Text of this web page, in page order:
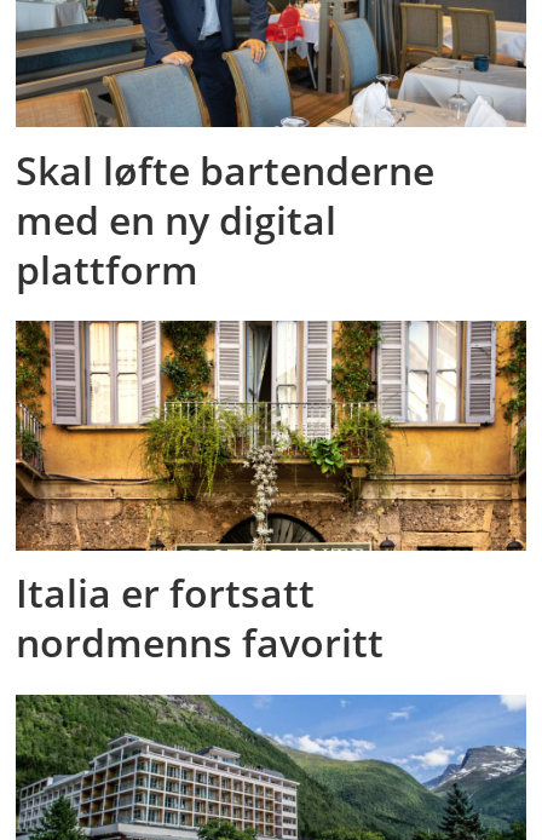
Skal løfte bartenderne
med en ny digital
plattform
Italia er fortsatt
nordmenns favoritt